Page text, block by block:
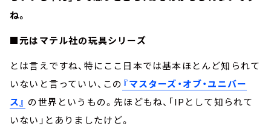
ね。
■元はマテル社の玩具シリーズ
とは言えですね、特にここ日本では基本ほとんど知られて
いないと言っていい、この 『マスターズ・オブ・ユニバー
ス』 の世界というもの。先ほどもね、「IPとして知られて
いない」とありましたけど。